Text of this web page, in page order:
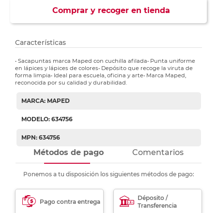
Comprar y recoger en tienda
Características
• Sacapuntas marca Maped con cuchilla afilada• Punta uniforme
en lápices y lápices de colores• Depósito que recoge la viruta de
forma limpia• Ideal para escuela, oficina y arte• Marca Maped,
reconocida por su calidad y durabilidad.
MARCA: MAPED
MODELO: 634756
MPN: 634756
Métodos de pago Comentarios
Ponemos a tu disposición los siguientes métodos de pago:
Pago contra entrega
Déposito /
Transferencia